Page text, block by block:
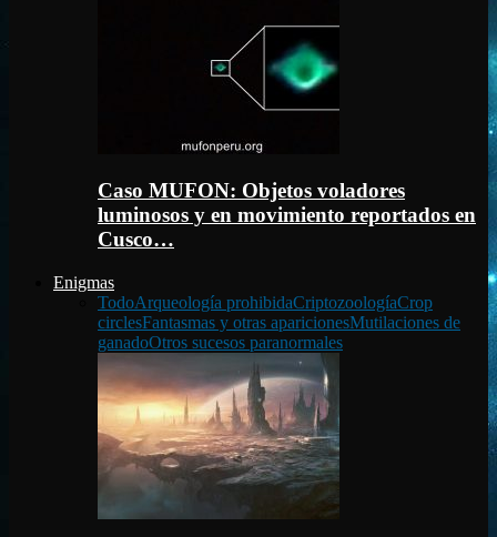
Caso MUFON: Objetos voladores
luminosos y en movimiento reportados en
Cusco…
Enigmas
TodoArqueología prohibidaCriptozoologíaCrop
circlesFantasmas y otras aparicionesMutilaciones de
ganadoOtros sucesos paranormales